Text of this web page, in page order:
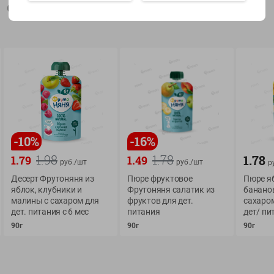
О сервисе
Оплата
Условия доставки
Возврат товара
Оформление заказа
Приемка товара
Мой Green
Обратная связь
Приложение Green c
Описание товара
-10%
1.98
1.79 руб./шт
Десерт Фрутоняня из
яблок, клубники и
малины с сахаром для
дет. питания с 6 мес
90г
-16%
1.78
1.49 руб./шт
Пюре фруктовое
Фрутоняня салатик из
фруктов для дет.
питания
90г
1.78
Пюре
дет/
90г